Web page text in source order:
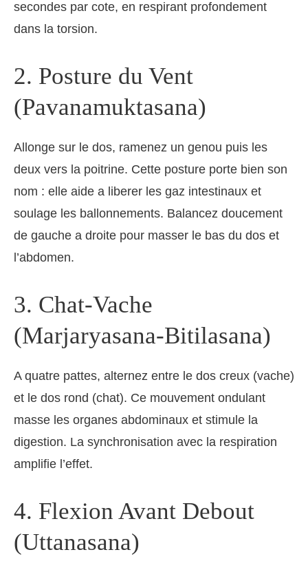
secondes par cote, en respirant profondement
dans la torsion.
2. Posture du Vent
(Pavanamuktasana)
Allonge sur le dos, ramenez un genou puis les
deux vers la poitrine. Cette posture porte bien son
nom : elle aide a liberer les gaz intestinaux et
soulage les ballonnements. Balancez doucement
de gauche a droite pour masser le bas du dos et
l’abdomen.
3. Chat-Vache
(Marjaryasana-Bitilasana)
A quatre pattes, alternez entre le dos creux (vache)
et le dos rond (chat). Ce mouvement ondulant
masse les organes abdominaux et stimule la
digestion. La synchronisation avec la respiration
amplifie l’effet.
4. Flexion Avant Debout
(Uttanasana)